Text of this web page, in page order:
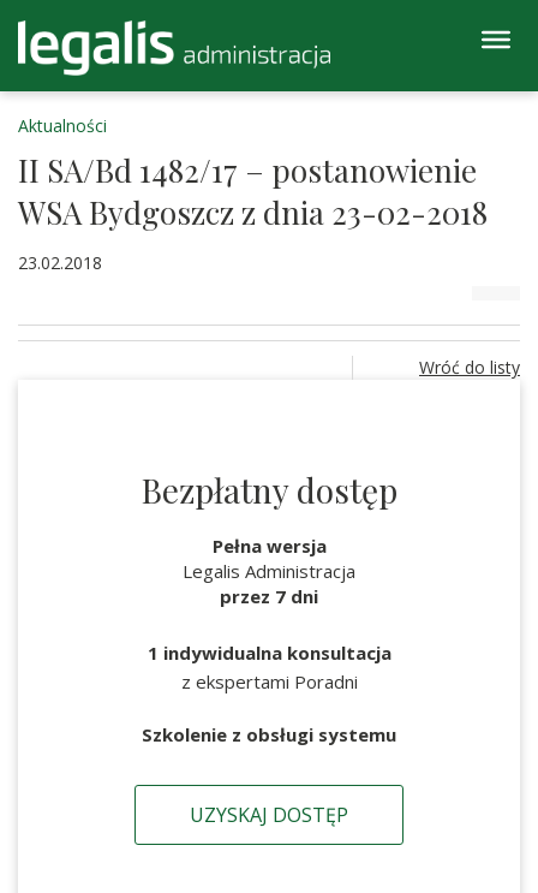
Aktualności
II SA/Bd 1482/17 – postanowienie
WSA Bydgoszcz z dnia 23-02-2018
23.02.2018
Wróć do listy
Bezpłatny dostęp
Pełna wersja
Legalis Administracja
przez 7 dni
1 indywidualna konsultacja
z ekspertami Poradni
Szkolenie z obsługi systemu
UZYSKAJ DOSTĘP